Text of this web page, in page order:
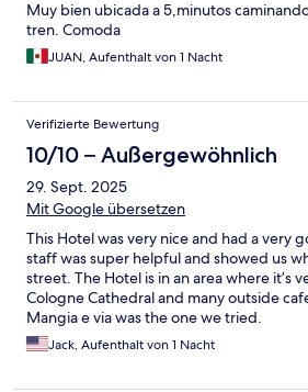
Muy bien ubicada a 5,minutos
tren. Comoda
JUAN, Aufenthalt von 1 Nacht
Verifizierte Bewertung
10/10 – Außergewöhnlich
29. Sept. 2025
Mit Google übersetzen
This Hotel was very nice and had a very
staff was super helpful and showed us
street. The Hotel is in an area where it’s
Cologne Cathedral and many outside
Mangia e via was the one we tried.
Jack, Aufenthalt von 1 Nacht